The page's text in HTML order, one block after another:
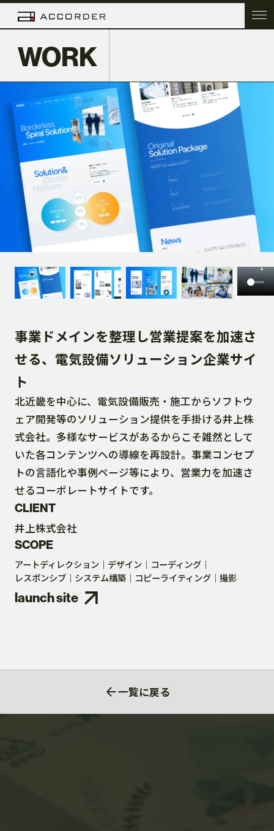
TOP
COMPANY
SERVICE
WORK
ACC BLOG
DOWNLOAD
CONTACT
RECRUIT SITE
WORK
事業ドメインを整理し営業提案を加速さ
せる、電気設備ソリューション企業サイ
ト
北近畿を中心に、電気設備販売・施工からソフトウ
ェア開発等のソリューション提供を手掛ける井上株
式会社。多様なサービスがあるからこそ雑然として
いた各コンテンツへの導線を再設計。事業コンセプ
トの言語化や事例ページ等により、営業力を加速さ
せるコーポレートサイトです。
CLIENT
井上株式会社
SCOPE
アートディレクション デザイン
コーディング
レスポンシブ
システム構築 コピーライティング 撮影
launch site
一覧に戻る